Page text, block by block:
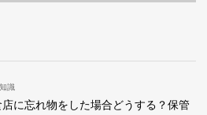
識
に忘れ物をした場合どうする？保管